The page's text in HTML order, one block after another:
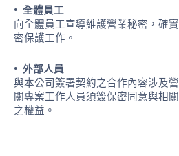
• 全體員工
向全體員工宣導維護營業秘密，確
密保護工作。
• 外部人員
與本公司簽署契約之合作內容涉及
關專案工作人員須簽保密同意與相
之權益。